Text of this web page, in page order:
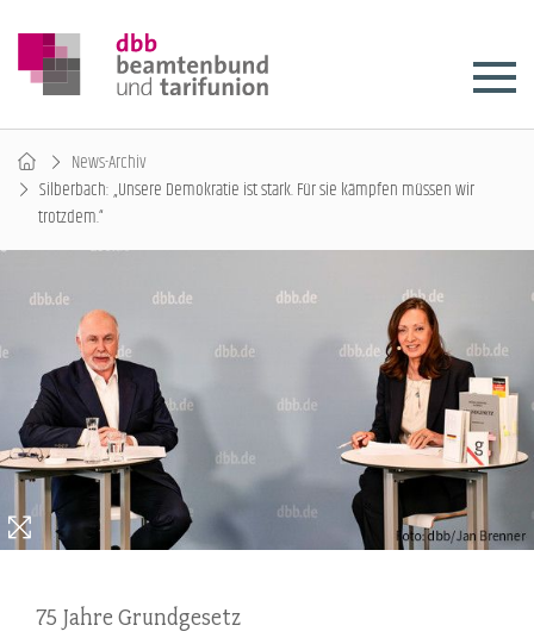
News-Archiv
Silberbach: „Unsere Demokratie ist stark. Für sie kämpfen müssen wir
trotzdem.“
75 Jahre Grundgesetz